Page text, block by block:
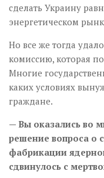
сделать Украину
энергетическом
Но все же тогда
комиссию, которая
Многие
каких условиях
граждане.
— Вы оказались во
решение вопроса о
фабрикации
сдвинулось с